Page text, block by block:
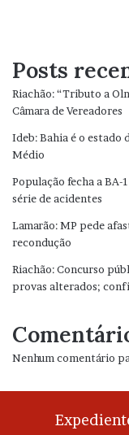
Posts
Riachão: “Tributo a
Câmara de Vereadores
Ideb: Bahia é o estado
Médio
População fecha a BA-
série de acidentes
Lamarão: MP pede
recondução
Riachão: Concurso
provas alterados;
Nenhum comentário